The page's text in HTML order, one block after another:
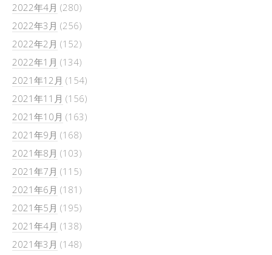
2022年4月 (280)
2022年3月 (256)
2022年2月 (152)
2022年1月 (134)
2021年12月 (154)
2021年11月 (156)
2021年10月 (163)
2021年9月 (168)
2021年8月 (103)
2021年7月 (115)
2021年6月 (181)
2021年5月 (195)
2021年4月 (138)
2021年3月 (148)